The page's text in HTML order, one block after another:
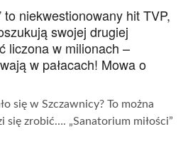
to niekwestionowany hit TVP,
swojej drugiej
liczona w milionach –
w pałacach! Mowa o
się w Szczawnicy? To można
się zrobić…. „Sanatorium miłości”